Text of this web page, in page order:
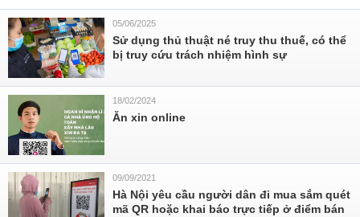
05/06/2025
Sử dụng thủ thuật né truy thu thuế, có thể
bị truy cứu trách nhiệm hình sự
18/02/2024
Ăn xin online
09/09/2021
Hà Nội yêu cầu người dân đi mua sắm quét
mã QR hoặc khai báo trực tiếp ở điểm bán